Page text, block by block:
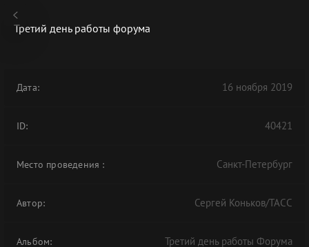
В АРХИВЕ
Третий день работы форума
Дата: 16 ноября 2019
ID: 40421
Место проведения : Санкт-Петербург
Автор: Сергей Коньков/ТАСС
Альбом: Третий день работы Форума